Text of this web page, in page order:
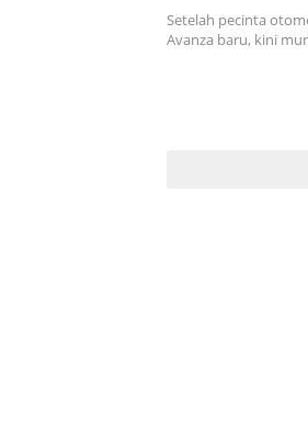
Setelah pecinta
Avanza baru, kini